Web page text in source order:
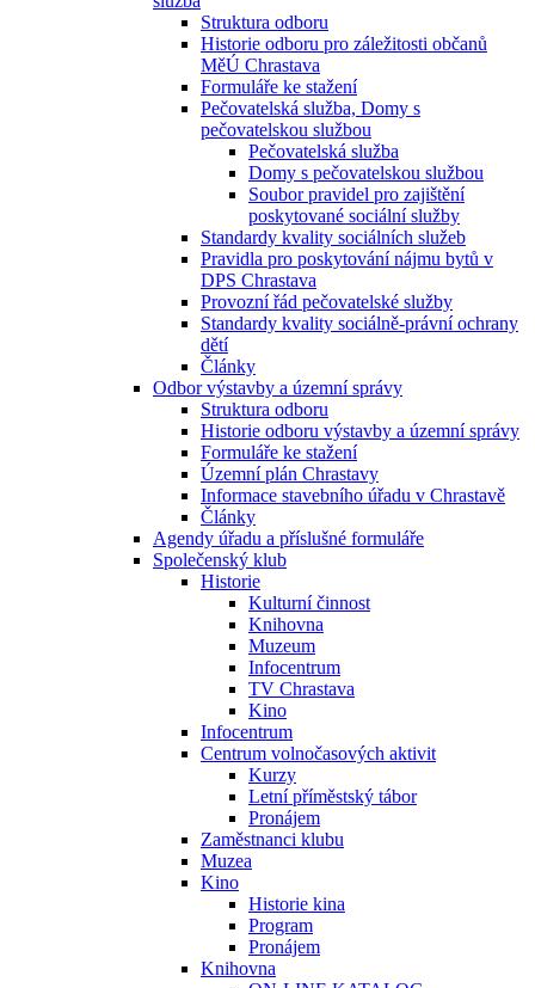
Struktura odboru
Historie odboru pro záležitosti občanů
MěÚ Chrastava
Formuláře ke stažení
Pečovatelská služba, Domy s
pečovatelskou službou
Pečovatelská služba
Domy s pečovatelskou službou
Soubor pravidel pro zajištění
poskytované sociální služby
Standardy kvality sociálních služeb
Pravidla pro poskytování nájmu bytů v
DPS Chrastava
Provozní řád pečovatelské služby
Standardy kvality sociálně-právní ochrany
dětí
Články
Odbor výstavby a územní správy
Struktura odboru
Historie odboru výstavby a územní správy
Formuláře ke stažení
Územní plán Chrastavy
Informace stavebního úřadu v Chrastavě
Články
Agendy úřadu a příslušné formuláře
Společenský klub
Historie
Kulturní činnost
Knihovna
Muzeum
Infocentrum
TV Chrastava
Kino
Infocentrum
Centrum volnočasových aktivit
Kurzy
Letní příměstský tábor
Pronájem
Zaměstnanci klubu
Muzea
Kino
Historie kina
Program
Pronájem
Knihovna